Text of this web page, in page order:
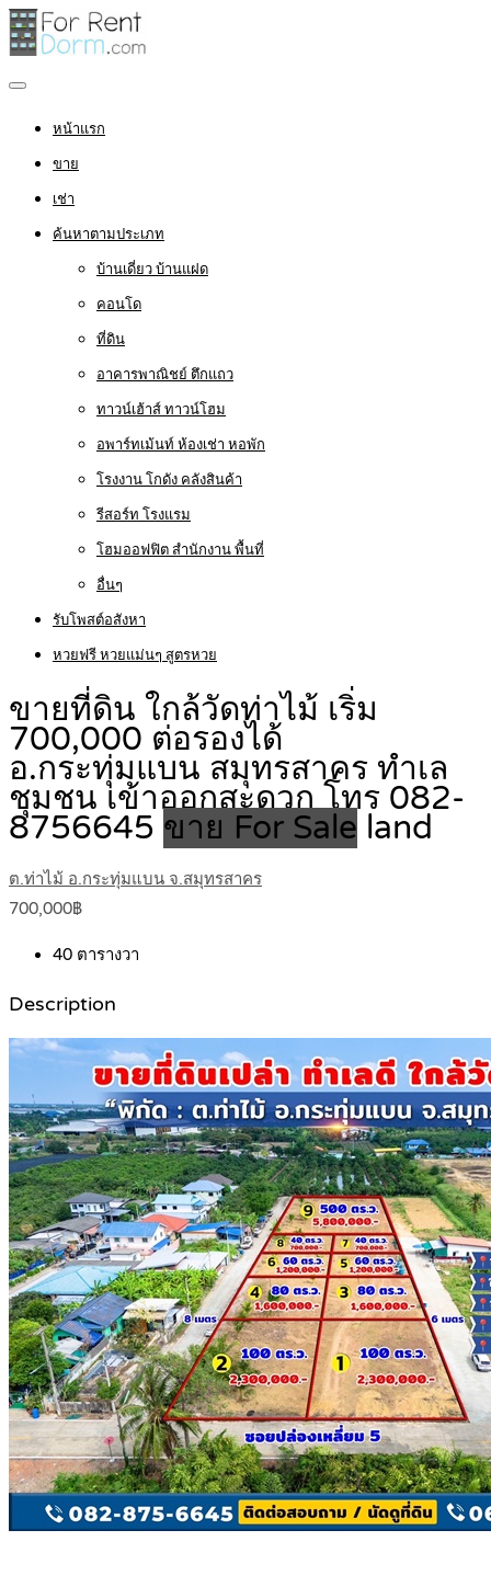
หน้าแรก
ขาย
เช่า
ค้นหาตามประเภท
บ้านเดี่ยว บ้านแฝด
คอนโด
ที่ดิน
อาคารพาณิชย์ ตึกแถว
ทาวน์เฮ้าส์ ทาวน์โฮม
อพาร์ทเม้นท์ ห้องเช่า หอพัก
โรงงาน โกดัง คลังสินค้า
รีสอร์ท โรงแรม
โฮมออฟฟิต สำนักงาน พื้นที่
อื่นๆ
รับโพสต์อสังหา
หวยฟรี หวยแม่นๆ สูตรหวย
ขายที่ดิน ใกล้วัดท่าไม้ เริ่ม
700,000 ต่อรองได้
อ.กระทุ่มแบน สมุทรสาคร ทำเล
ชุมชน เข้าออกสะดวก โทร 082-
8756645 ขาย For Sale land
ต.ท่าไม้ อ.กระทุ่มแบน จ.สมุทรสาคร
700,000฿
40 ตารางวา
Description